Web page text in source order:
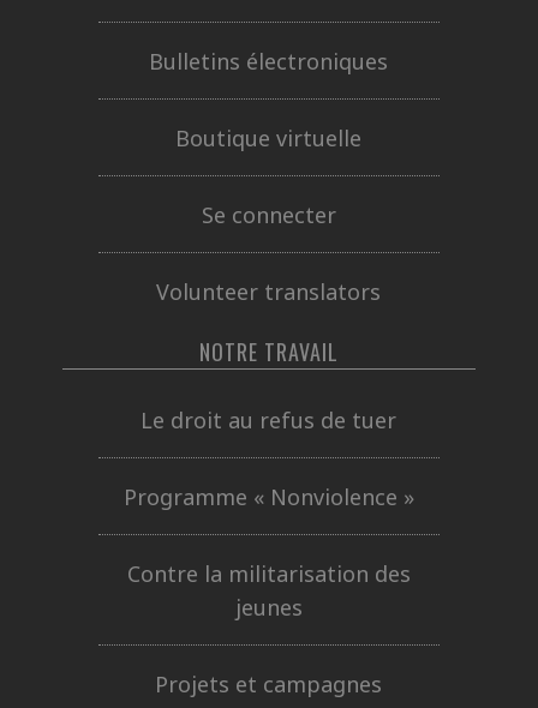
Bulletins électroniques
Boutique virtuelle
Se connecter
Volunteer translators
NOTRE TRAVAIL
Le droit au refus de tuer
Programme « Nonviolence »
Contre la militarisation des
jeunes
Projets et campagnes